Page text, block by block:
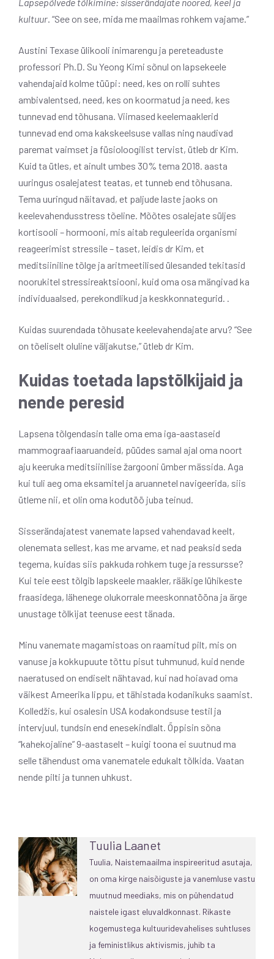
kultuur . “See on see, mida me maailmas rohkem vajame.”
Austini Texase ülikooli inimarengu ja pereteaduste
professori Ph.D. Su Yeong Kimi sõnul on lapsekeele
vahendajaid kolme tüüpi: need, kes on rolli suhtes
ambivalentsed, need, kes on koormatud ja need, kes
tunnevad end tõhusana. Viimased keelemaaklerid
tunnevad end oma kakskeelsuse vallas ning naudivad
paremat vaimset ja füsioloogilist tervist, ütleb dr Kim.
Kuid ta ütles, et ainult umbes 30% tema 2018. aasta
uuringus osalejatest teatas, et tunneb end tõhusana.
Tema uuringud näitavad, et paljude laste jaoks on
keelevahendusstress tõeline. Mõõtes osalejate süljes
kortisooli – hormooni, mis aitab reguleerida organismi
reageerimist stressile – taset, leidis dr Kim, et
meditsiiniline tõlge ja aritmeetilised ülesanded tekitasid
noorukitel stressireaktsiooni, kuid oma osa mängivad ka
individuaalsed, perekondlikud ja keskkonnategurid. .
Kuidas suurendada tõhusate keelevahendajate arvu? “See
on tõeliselt oluline väljakutse,” ütleb dr Kim.
Kuidas toetada lapstõlkijaid ja
nende peresid
Lapsena tõlgendasin talle oma ema iga-aastaseid
mammograafiaaruandeid, püüdes samal ajal oma noort
aju keeruka meditsiinilise žargooni ümber mässida. Aga
kui tuli aeg oma eksamitel ja aruannetel navigeerida, siis
ütleme nii, et olin oma kodutöö juba teinud.
Sisserändajatest vanemate lapsed vahendavad keelt,
olenemata sellest, kas me arvame, et nad peaksid seda
tegema, kuidas siis pakkuda rohkem tuge ja ressursse?
Kui teie eest tõlgib lapskeele maakler, rääkige lühikeste
fraasidega, lähenege olukorrale meeskonnatööna ja ärge
unustage tõlkijat teenuse eest tänada.
Minu vanemate magamistoas on raamitud pilt, mis on
vanuse ja kokkupuute tõttu pisut tuhmunud, kuid nende
naeratused on endiselt nähtavad, kui nad hoiavad oma
väikest Ameerika lippu, et tähistada kodanikuks saamist.
Kolledžis, kui osalesin USA kodakondsuse testil ja
intervjuul, tundsin end enesekindlalt. Õppisin sõna
“kahekojaline” 9-aastaselt – kuigi toona ei suutnud ma
selle tähendust oma vanematele edukalt tõlkida. Vaatan
nende pilti ja tunnen uhkust.
Tuulia Laanet
Tuulia, Naistemaailma inspireeritud asutaja,
on oma kirge naisõiguste ja vanemluse vastu
muutnud meediaks, mis on pühendatud
naistele igast eluvaldkonnast. Rikaste
kogemustega kultuuridevahelises suhtluses
ja feministlikus aktivismis, juhib ta